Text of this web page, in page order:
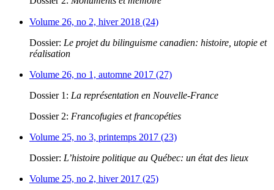
Volume 26, no 2, hiver 2018 (24)
Dossier: Le projet du bilinguisme canadien: histoire, utopie et
réalisation
Volume 26, no 1, automne 2017 (27)
Dossier 1: La représentation en Nouvelle-France
Dossier 2: Francofugies et francopéties
Volume 25, no 3, printemps 2017 (23)
Dossier: L’histoire politique au Québec: un état des lieux
Volume 25, no 2, hiver 2017 (25)